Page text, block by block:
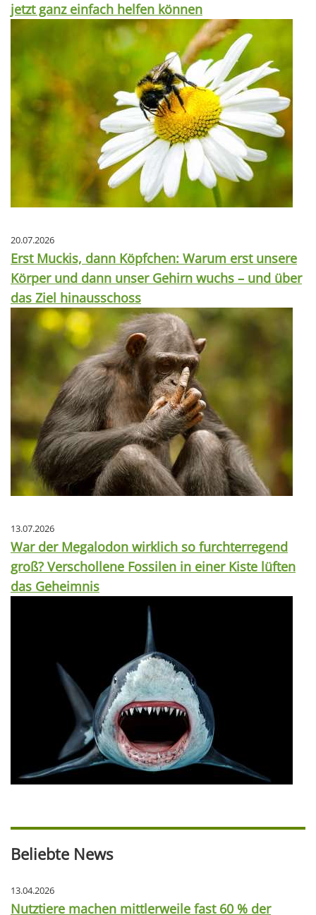
jetzt ganz einfach helfen können
20.07.2026
Erst Muckis, dann Köpfchen: Warum erst unsere
Körper und dann unser Gehirn wuchs – und über
das Ziel hinausschoss
13.07.2026
War der Megalodon wirklich so furchterregend
groß? Verschollene Fossilen in einer Kiste lüften
das Geheimnis
Beliebte News
13.04.2026
Nutztiere machen mittlerweile fast 60 % der